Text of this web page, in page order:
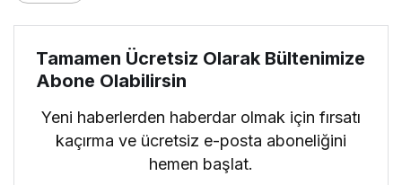
Tamamen Ücretsiz Olarak Bültenimize
Abone Olabilirsin
Yeni haberlerden haberdar olmak için fırsatı
kaçırma ve ücretsiz e-posta aboneliğini
hemen başlat.